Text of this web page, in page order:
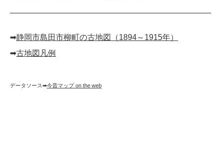
➡︎静岡市島田市柳町の古地図（1894～1915年）
➡︎古地図凡例
データソース➡︎今昔マップ on the web